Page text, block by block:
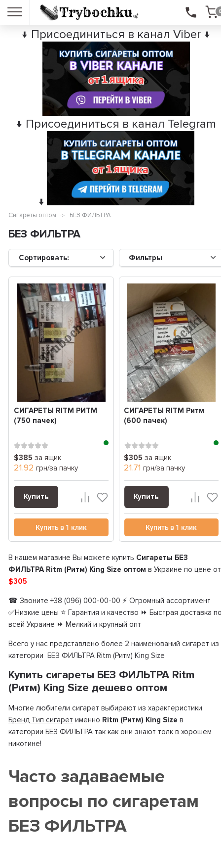
↓ Присоединиться в канал Viber ↓
↓ Присоединиться в канал Telegram
↓
Сигареты оптом БЕЗ ФИЛЬТРА
БЕЗ ФИЛЬТРА
Сортировать: Фильтры
СИГАРЕТЫ RITM РИТМ
(750 пачек)
$385 за ящик
21.92 грн/за пачку
Купить
Купить в 1 клик
СИГАРЕТЫ RITM Ритм
(600 пачек)
$305 за ящик
21.71 грн/за пачку
Купить
Купить в 1 клик
В нашем магазине Вы можете купить Сигареты БЕЗ
ФИЛЬТРА Ritm (Ритм) King Size оптом в Украине по цене от
$305
☎ Звоните +38 (096) 000-00-00 ⚡ Огромный ассортимент
✅Низкие цены ⭐ Гарантия и качество ⏩ Быстрая доставка
всей Украине ⏩ Мелкий и крупный опт
Всего у нас представлено более 2 наименований сигарет из
категории БЕЗ ФИЛЬТРА Ritm (Ритм) King Size
Купить сигареты БЕЗ ФИЛЬТРА Ritm
(Ритм) King Size дешево оптом
Многие любители сигарет выбирают из характеристики
Бренд Тип сигарет именно Ritm (Ритм) King Size в
категории БЕЗ ФИЛЬТРА так как они знают толк в хорошем
никотине!
Часто задаваемые
вопросы по сигаретам
БЕЗ ФИЛЬТРА